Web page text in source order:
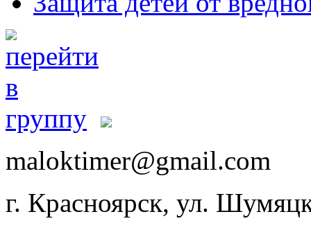
maloktimer@gmail.com
г. Красноярск, ул.